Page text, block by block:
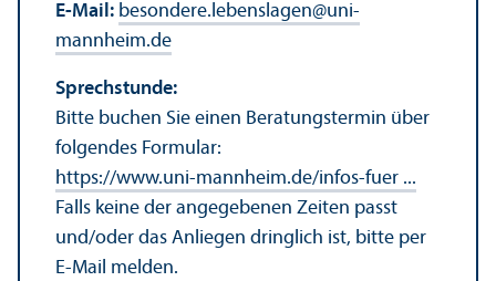
E-Mail: besondere.lebenslagen@uni-
mannheim.de
Sprechstunde:
Bitte buchen Sie einen Beratungs­termin über
folgendes Formular:
https://www.uni-mannheim.de/infos-fuer ...
Falls keine der angegebenen Zeiten passt
und/oder das Anliegen dringlich ist, bitte per
E-Mail melden.